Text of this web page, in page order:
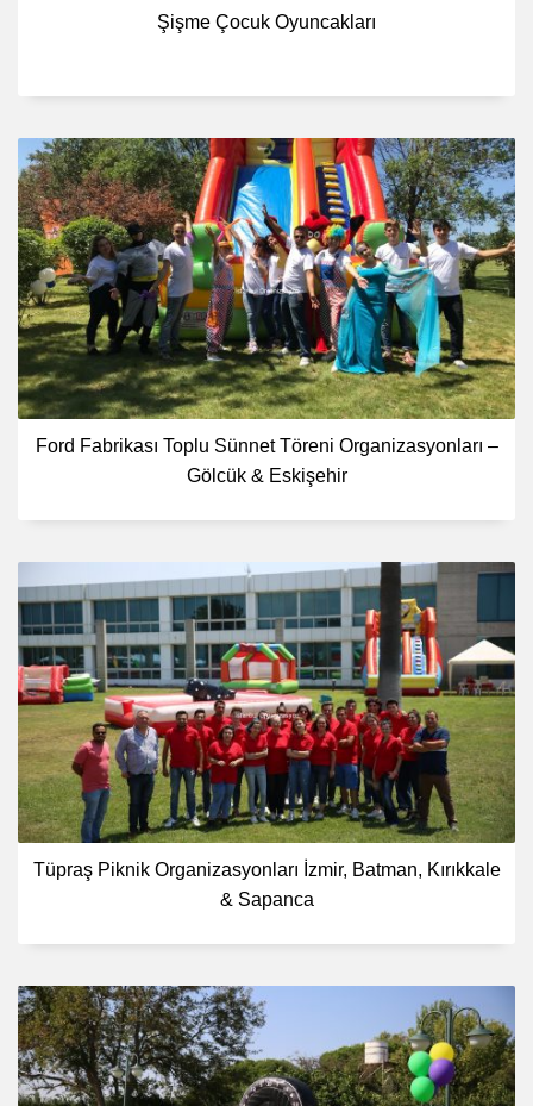
Şişme Çocuk Oyuncakları
Ford Fabrikası Toplu Sünnet Töreni Organizasyonları –
Gölcük & Eskişehir
Tüpraş Piknik Organizasyonları İzmir, Batman, Kırıkkale
& Sapanca